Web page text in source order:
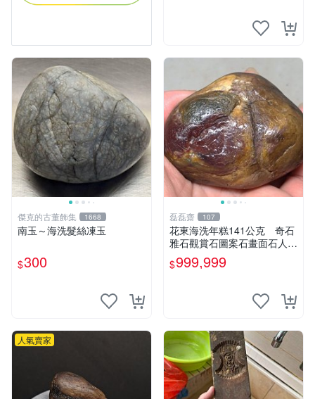
傑克的古董飾集 1668
南玉～海洗髮絲凍玉
$300
磊磊齋 107
花東海洗年糕141公克 奇石
雅石觀賞石圖案石畫面石人物
石原礦石石風景觀石印章石印
石戈壁石戈壁玉石雨花石瑪瑙
$999,999
人氣賣家